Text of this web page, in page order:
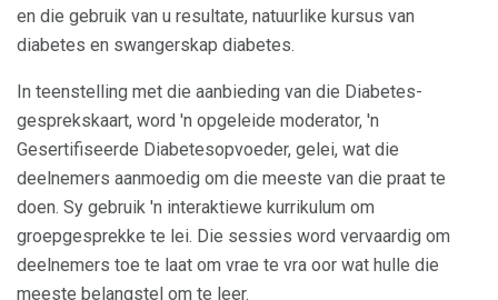
en die gebruik van u resultate, natuurlike kursus van
diabetes en swangerskap diabetes.
In teenstelling met die aanbieding van die Diabetes-
gesprekskaart, word 'n opgeleide moderator, 'n
Gesertifiseerde Diabetesopvoeder, gelei, wat die
deelnemers aanmoedig om die meeste van die praat te
doen. Sy gebruik 'n interaktiewe kurrikulum om
groepgesprekke te lei. Die sessies word vervaardig om
deelnemers toe te laat om vrae te vra oor wat hulle die
meeste belangstel om te leer.